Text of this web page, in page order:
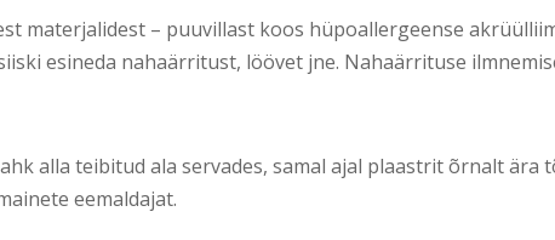
materjalidest – puuvillast koos hüpoallergeense
esineda nahaärritust, löövet jne. Nahaärrituse
alla teibitud ala servades, samal ajal plaastrit õrnalt ära
eemaldajat.